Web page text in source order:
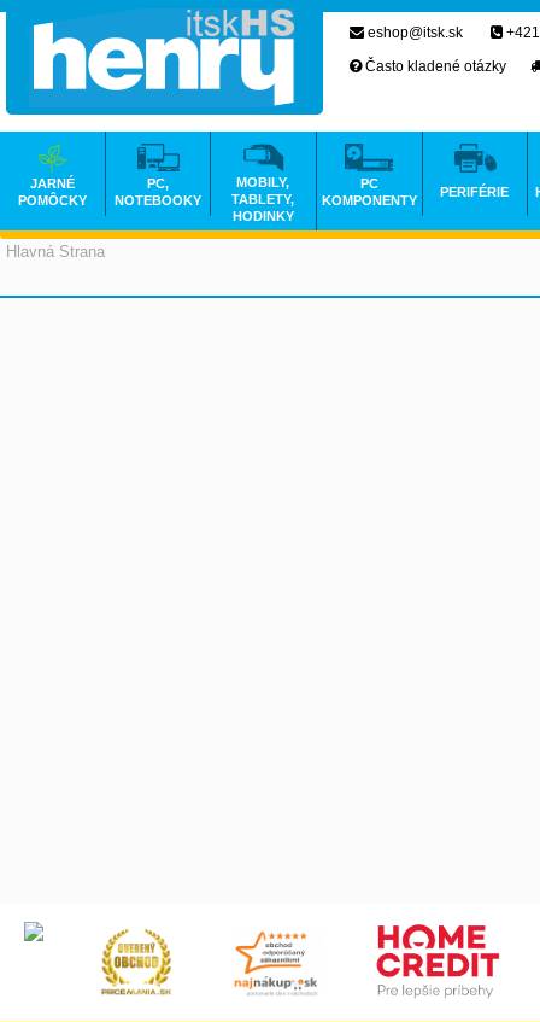
Hlavná Strana
eshop@itsk.sk
Často kladené otázky
JARNÉ
POMÔCKY
PC,
NOTEBOOKY
MOBILY,
TABLETY,
HODINKY
PC
KOMPONENTY
PERIFÉRIE